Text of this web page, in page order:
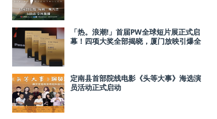
「热。浪潮!」首届PW全球短片展正式启
幕！四项大奖全部揭晓，厦门放映引爆全
定南县首部院线电影《头等大事》海选演
员活动正式启动